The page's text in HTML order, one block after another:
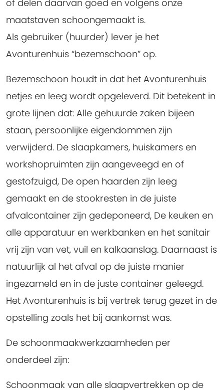
of delen daarvan goed en volgens onze
maatstaven schoongemaakt is.
Als gebruiker (huurder) lever je het
Avonturenhuis “bezemschoon” op.
Bezemschoon houdt in dat het Avonturenhuis
netjes en leeg wordt opgeleverd. Dit betekent in
grote lijnen dat: Alle gehuurde zaken bijeen
staan, persoonlijke eigendommen zijn
verwijderd. De slaapkamers, huiskamers en
workshopruimten zijn aangeveegd en of
gestofzuigd, De open haarden zijn leeg
gemaakt en de stookresten in de juiste
afvalcontainer zijn gedeponeerd, De keuken en
alle apparatuur en werkbanken en het sanitair
vrij zijn van vet, vuil en kalkaanslag. Daarnaast is
natuurlijk al het afval op de juiste manier
ingezameld en in de juste container geleegd.
Het Avonturenhuis is bij vertrek terug gezet in de
opstelling zoals het bij aankomst was.
De schoonmaakwerkzaamheden per
onderdeel zijn:
Schoonmaak van alle slaapvertrekken op de